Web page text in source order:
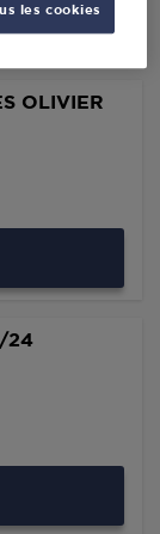
OLIVIER
24
les cookies